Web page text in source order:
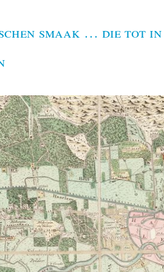
smaak … die tot